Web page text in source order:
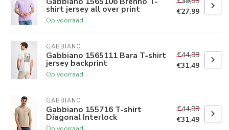
shirt jersey all over print
Op voorraad
€27,99
GABBIANO
Gabbiano 1565111 Bara T-shirt
jersey backprint
Op voorraad
€44,99
€31,49
GABBIANO
Gabbiano 155716 T-shirt
Diagonal Interlock
€44,99
€31,49